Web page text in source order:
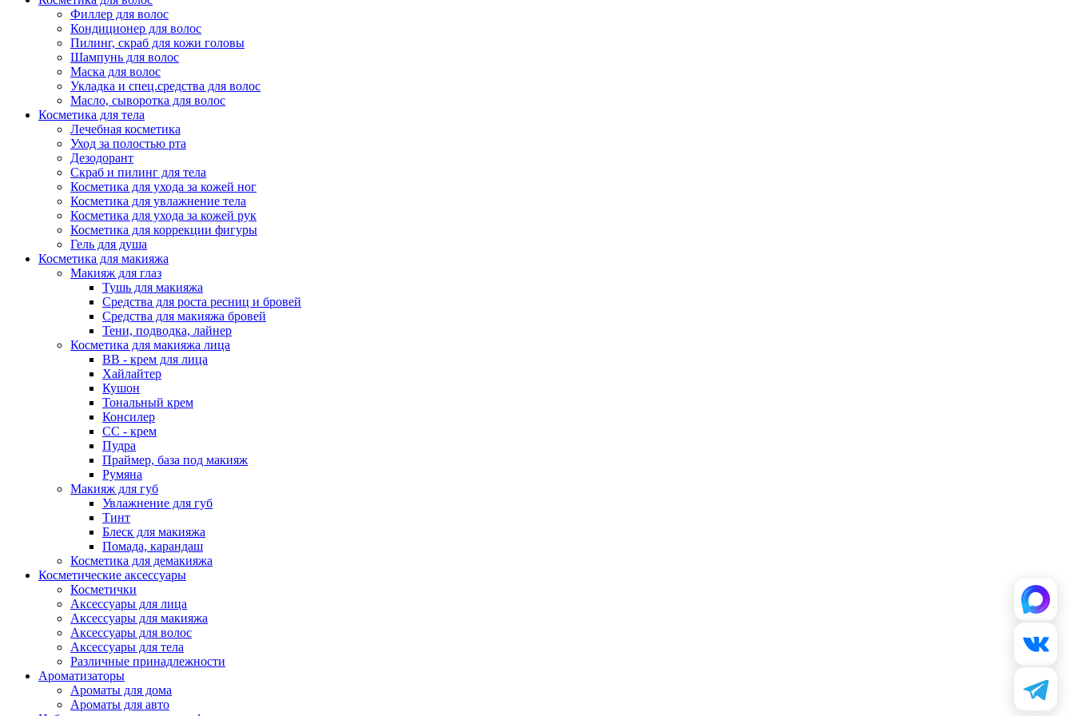
Упаковка
Наборы
Филлер для волос
Кондиционер для волос
Пилинг, скраб для кожи головы
Шампунь для волос
Маска для волос
Укладка и спец.средства для волос
Масло, сыворотка для волос
Косметика для тела
Лечебная косметика
Уход за полостью рта
Дезодорант
Скраб и пилинг для тела
Косметика для ухода за кожей ног
Косметика для увлажнение тела
Косметика для ухода за кожей рук
Косметика для коррекции фигуры
Гель для душа
Косметика для макияжа
Макияж для глаз
Тушь для макияжа
Средства для роста ресниц и бровей
Средства для макияжа бровей
Тени, подводка, лайнер
Косметика для макияжа лица
ВВ - крем для лица
Хайлайтер
Кушон
Тональный крем
Консилер
СС - крем
Пудра
Праймер, база под макияж
Румяна
Макияж для губ
Увлажнение для губ
Тинт
Блеск для макияжа
Помада, карандаш
Косметика для демакияжа
Косметические аксессуары
Косметички
Аксессуары для лица
Аксессуары для макияжа
Аксессуары для волос
Аксессуары для тела
Различные принадлежности
Ароматизаторы
Ароматы для дома
Ароматы для авто